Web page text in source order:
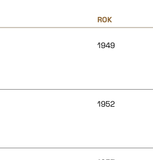
ROK
1949
1952